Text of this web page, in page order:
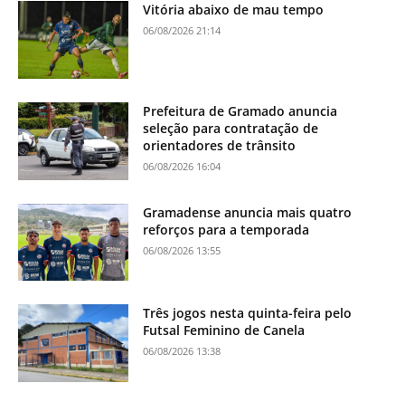
Vitória abaixo de mau tempo
06/08/2026 21:14
Prefeitura de Gramado anuncia
seleção para contratação de
orientadores de trânsito
06/08/2026 16:04
Gramadense anuncia mais quatro
reforços para a temporada
06/08/2026 13:55
Três jogos nesta quinta-feira pelo
Futsal Feminino de Canela
06/08/2026 13:38